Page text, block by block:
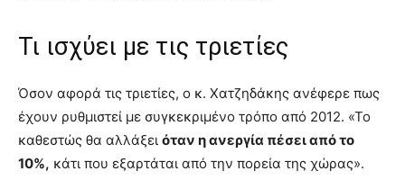
Τι ισχύει με τις τριετίες
Όσον αφορά τις τριετίες, ο κ. Χατζηδάκης ανέφερε πως
έχουν ρυθμιστεί με συγκεκριμένο τρόπο από 2012. «Το
καθεστώς θα αλλάξει όταν η ανεργία πέσει από το
10%, κάτι που εξαρτάται από την πορεία της χώρας».